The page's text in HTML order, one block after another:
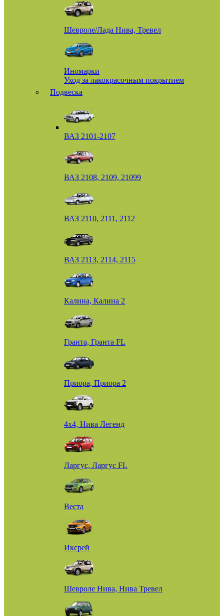
Шевроле/Лада Нива, Тревел
Иномарки
Уход за лакокрасочным покрытием
Подвеска
ВАЗ 2101-2107
ВАЗ 2108, 2109, 21099
ВАЗ 2110, 2111, 2112
ВАЗ 2113, 2114, 2115
Калина, Калина 2
Гранта, Гранта FL
Приора, Приора 2
4х4, Нива Легенд
Ларгус, Ларгус FL
Веста
Иксрей
Шевроле Нива, Нива Тревел